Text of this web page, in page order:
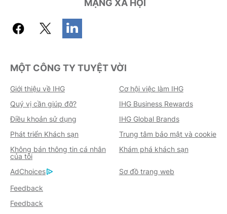
MẠNG XÃ HỘI
MỘT CÔNG TY TUYỆT VỜI
Giới thiệu về IHG
Cơ hội việc làm IHG
Quý vị cần giúp đỡ?
IHG Business Rewards
Điều khoản sử dụng
IHG Global Brands
Phát triển Khách sạn
Trung tâm bảo mật và cookie
Không bán thông tin cá nhân
của tôi
Khám phá khách sạn
AdChoices
Sơ đồ trang web
Feedback
Feedback